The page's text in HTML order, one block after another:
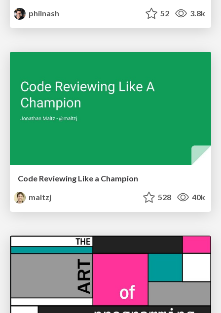
philnash
52 3.8k
Code Reviewing Like a Champion
maltzj
528 40k